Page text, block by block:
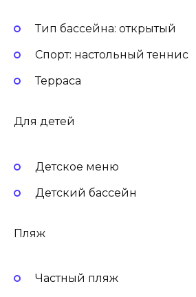
Тип бассейна: открытый
Спорт: настольный теннис
Терраса
Для детей
Детское меню
Детский бассейн
Пляж
Частный пляж